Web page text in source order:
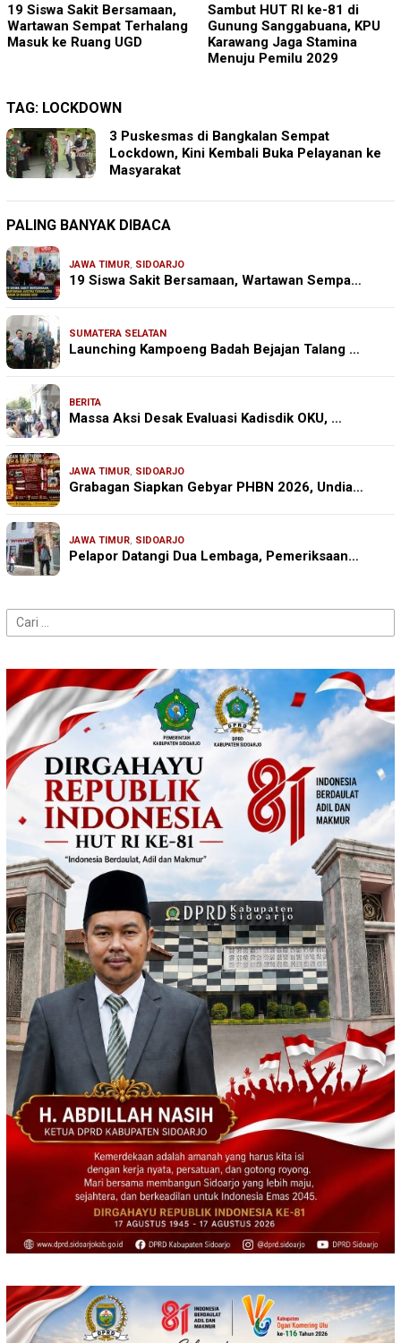
19 Siswa Sakit Bersamaan,
Wartawan Sempat Terhalang
Masuk ke Ruang UGD
Sambut HUT RI ke-81 di
Gunung Sanggabuana, KPU
Karawang Jaga Stamina
Menuju Pemilu 2029
TAG: LOCKDOWN
3 Puskesmas di Bangkalan Sempat
Lockdown, Kini Kembali Buka Pelayanan ke
Masyarakat
PALING BANYAK DIBACA
JAWA TIMUR, SIDOARJO
19 Siswa Sakit Bersamaan, Wartawan Sempa…
SUMATERA SELATAN
Launching Kampoeng Badah Bejajan Talang …
BERITA
Massa Aksi Desak Evaluasi Kadisdik OKU, …
JAWA TIMUR, SIDOARJO
Grabagan Siapkan Gebyar PHBN 2026, Undia…
JAWA TIMUR, SIDOARJO
Pelapor Datangi Dua Lembaga, Pemeriksaan…
Cari
untuk: